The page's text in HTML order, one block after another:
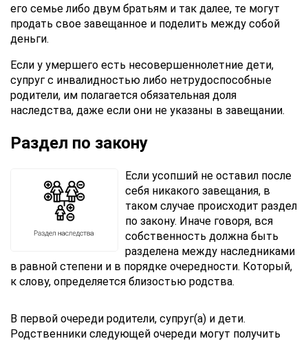
его семье либо двум братьям и так далее, те могут
продать свое завещанное и поделить между собой
деньги.
Если у умершего есть несовершеннолетние дети,
супруг с инвалидностью либо нетрудоспособные
родители, им полагается обязательная доля
наследства, даже если они не указаны в завещании.
Раздел по закону
Если усопший не оставил после
себя никакого завещания, в
таком случае происходит раздел
по закону. Иначе говоря, вся
собственность должна быть
разделена между наследниками
в равной степени и в порядке очередности. Который,
к слову, определяется близостью родства.
В первой очереди родители, супруг(а) и дети.
Родственники следующей очереди могут получить